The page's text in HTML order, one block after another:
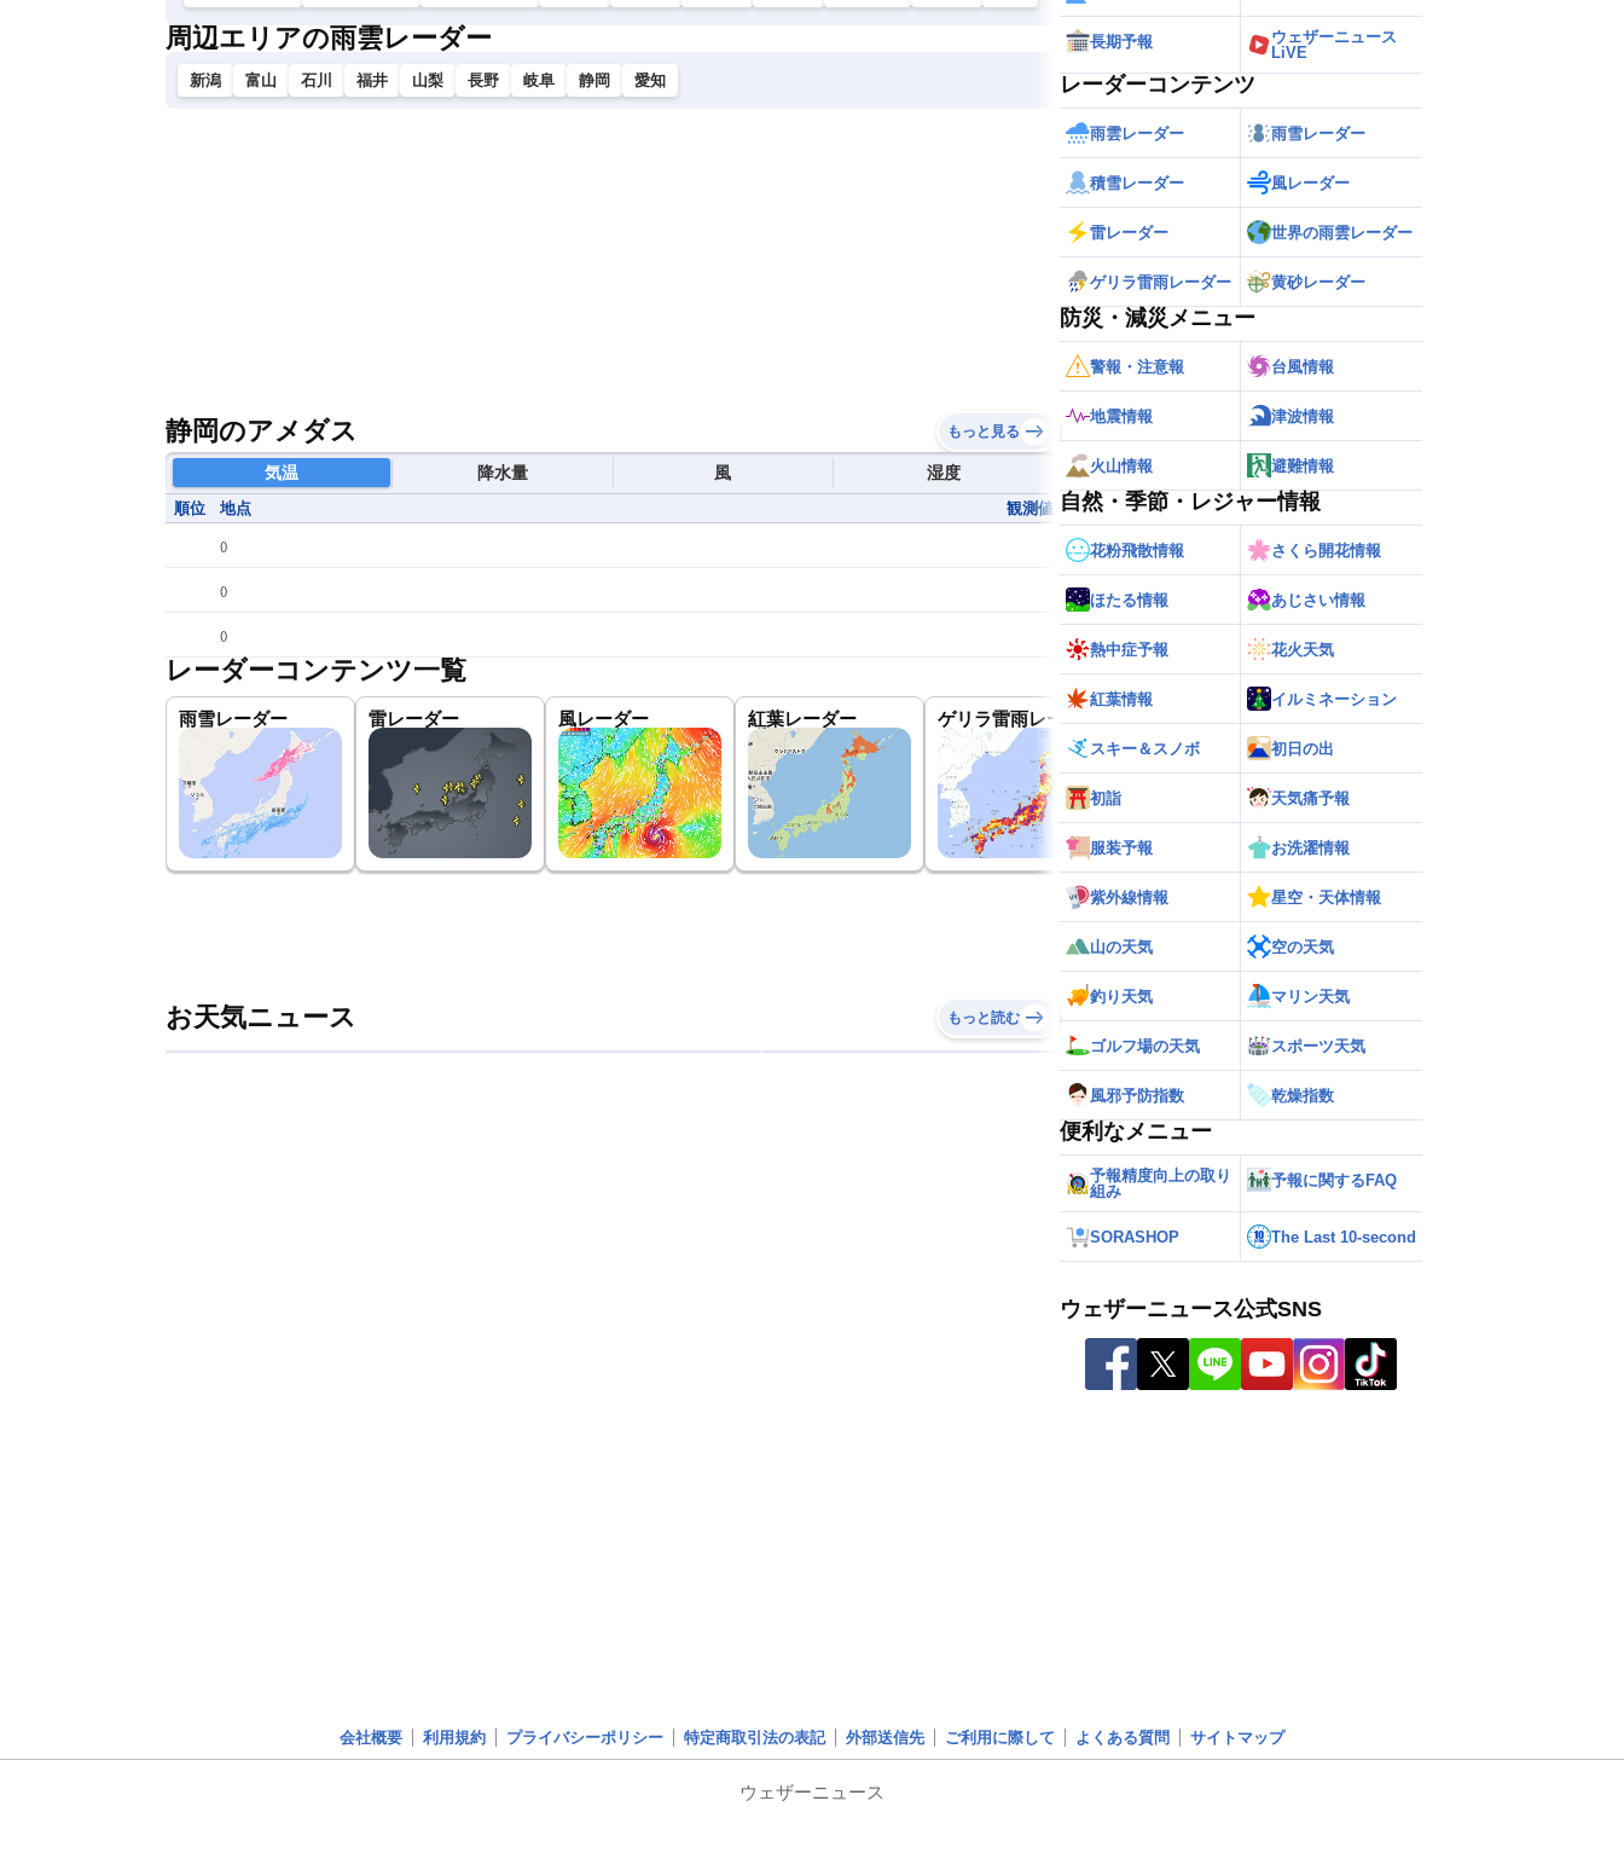
周辺エリアの雨雲レーダー
新潟 富山 石川 福井 山梨 長野 岐阜 静岡 愛知
静岡のアメダス もっと見る
気温 降水量 風 湿度
順位 地点 観測値
()
()
()
レーダーコンテンツ一覧
雨雪レーダー 雷レーダー 風レーダー 紅葉レーダー ゲリラ雷雨レーダー 世界の雨雲レーダー
お天気ニュース もっと読む
長期予報
ウェザーニュース
LiVE
レーダーコンテンツ
雨雲レーダー 雨雪レーダー
積雪レーダー 風レーダー
雷レーダー 世界の雨雲レーダー
ゲリラ雷雨レーダー 黄砂レーダー
防災・減災メニュー
警報・注意報 台風情報
地震情報 津波情報
火山情報 避難情報
自然・季節・レジャー情報
花粉飛散情報 さくら開花情報
ほたる情報 あじさい情報
熱中症予報 花火天気
紅葉情報 イルミネーション
スキー＆スノボ 初日の出
初詣 天気痛予報
服装予報 お洗濯情報
紫外線情報 星空・天体情報
山の天気 空の天気
釣り天気 マリン天気
ゴルフ場の天気 スポーツ天気
風邪予防指数 乾燥指数
便利なメニュー
予報精度向上の取り
組み
予報に関するFAQ
SORASHOP The Last 10-second
ウェザーニュース公式SNS
会社概要 利用規約 プライバシーポリシー 特定商取引法の表記 外部送信先 ご利用に際して よくある質問 サイトマップ
ウェザーニュース